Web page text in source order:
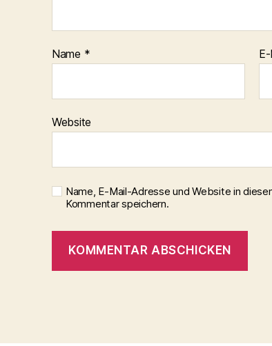
Name *
Website
Name, E-Mail-Adresse und Website in
Kommentar speichern.